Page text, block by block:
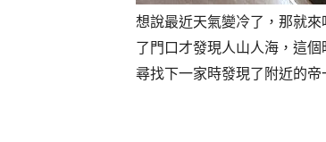
想說最近天氣變冷了，那就
了門口才發現人山人海，這
尋找下一家時發現了附近的